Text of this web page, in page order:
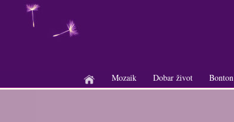
+
Mozaik
+
Dobar život
+
Bonton